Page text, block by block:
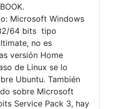
Microsoft Windows
64 bits tipo
no es
versión Home
de Linux se lo
Ubuntu. También
sobre Microsoft
Service Pack 3, hay